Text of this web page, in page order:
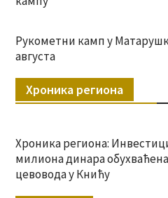
Рукометни камп у
августа
Хроника региона
Хроника региона:
милиона динара
цевовода у Книћу